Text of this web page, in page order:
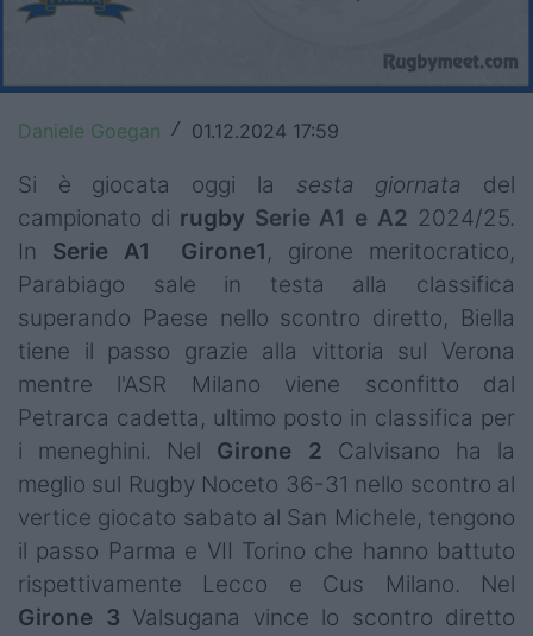
Premiership
Champions Cup
Challenge Cup
World Rugby
Rugby World Cup
Super Rugby
Rugby in TV
Mercato
Serie A Elite
Campionati
Serie A
Daniele Goegan / 01.12.2024 17:59
Si è giocata oggi la sesta giornata del
campionato di rugby Serie A1 e A2 2024/25.
In Serie A1 Girone1, girone meritocratico,
Parabiago sale in testa alla classifica
superando Paese nello scontro diretto, Biella
tiene il passo grazie alla vittoria sul Verona
mentre l'ASR Milano viene sconfitto dal
Petrarca cadetta, ultimo posto in classifica per
i meneghini. Nel Girone 2 Calvisano ha la
meglio sul Rugby Noceto 36-31 nello scontro al
vertice giocato sabato al San Michele, tengono
il passo Parma e VII Torino che hanno battuto
rispettivamente Lecco e Cus Milano. Nel
Girone 3 Valsugana vince lo scontro diretto